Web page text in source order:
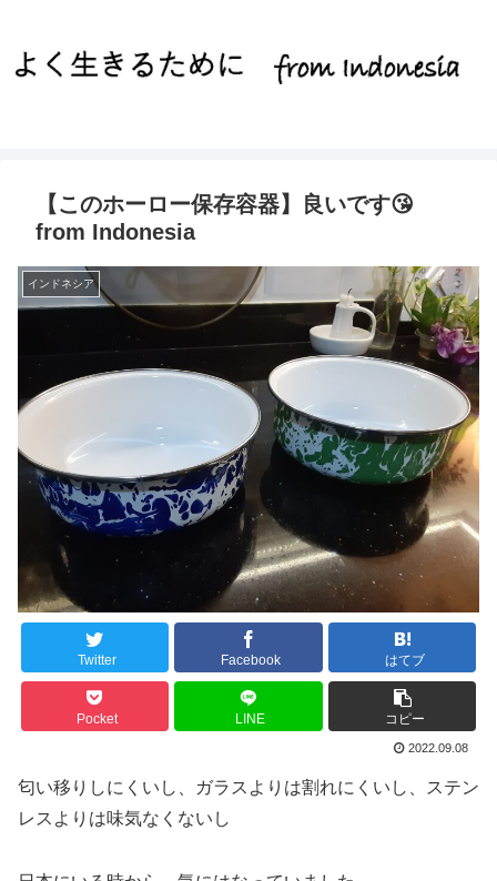
【このホーロー保存容器】良いです😘
from Indonesia
インドネシア
Twitter Facebook はてブ
Pocket LINE コピー
2022.09.08
匂い移りしにくいし、ガラスよりは割れにくいし、ステン
レスよりは味気なくないし